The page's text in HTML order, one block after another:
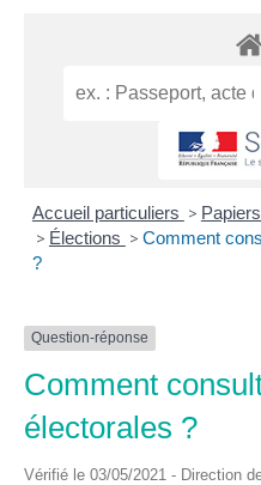
Accueil particuliers >
> Élections > Comment
?
Question-réponse
Comment
électorales ?
Vérifié le 03/05/2021 - Direction